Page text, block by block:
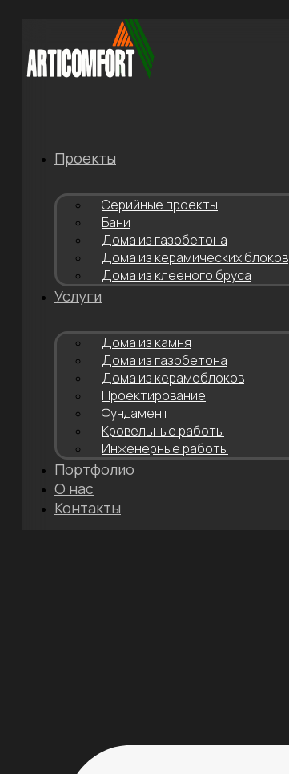
содержимому
Проекты
Серийные проекты
Бани
Дома из газобетона
Дома из керамических блоков
Дома из клееного бруса
Услуги
Дома из камня
Дома из газобетона
Дома из керамоблоков
Проектирование
Фундамент
Кровельные работы
Инженерные работы
Портфолио
О нас
Контакты